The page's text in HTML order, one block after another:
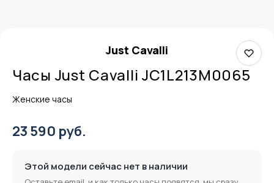
Just Cavalli
Часы Just Cavalli JC1L213M0065
Женские часы
23 590 руб.
Этой модели сейчас нет в наличии